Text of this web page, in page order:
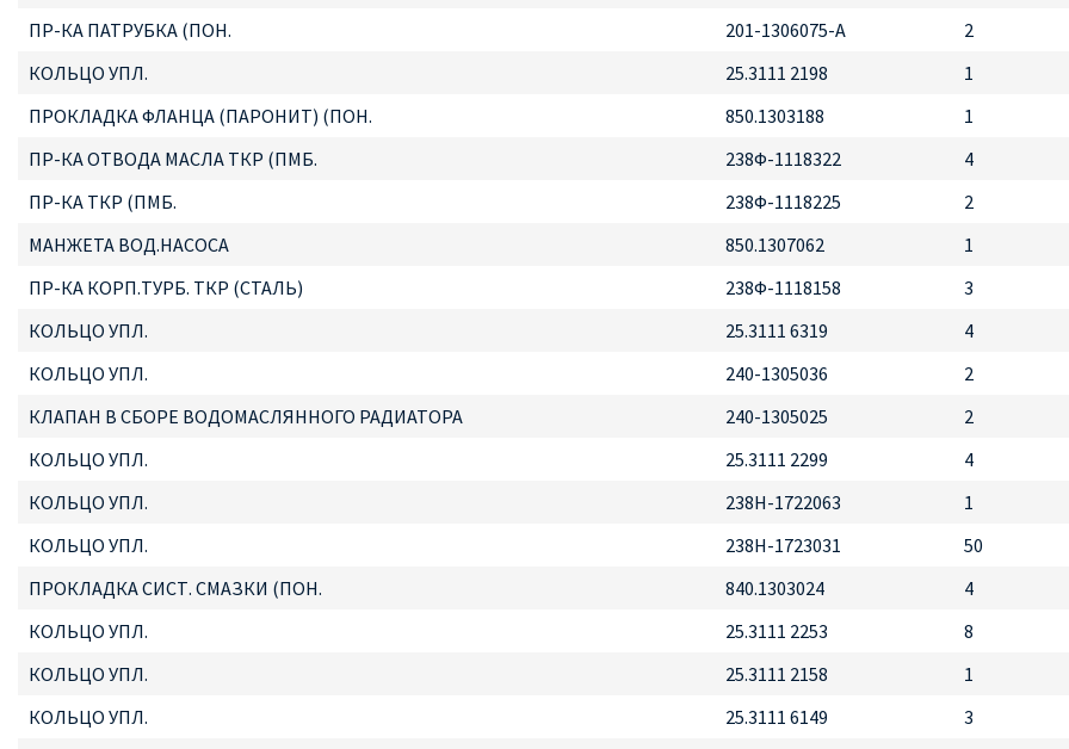
ПР-КА ПАТРУБКА (ПОН.
201-1306075-А
2
КОЛЬЦО УПЛ.
25.3111 2198
1
ПРОКЛАДКА ФЛАНЦА (ПАРОНИТ) (ПОН.
850.1303188
1
ПР-КА ОТВОДА МАСЛА ТКР (ПМБ.
238Ф-1118322
4
ПР-КА ТКР (ПМБ.
238Ф-1118225
2
МАНЖЕТА ВОД.НАСОСА
850.1307062
1
ПР-КА КОРП.ТУРБ. ТКР (СТАЛЬ)
238Ф-1118158
3
КОЛЬЦО УПЛ.
25.3111 6319
4
КОЛЬЦО УПЛ.
240-1305036
2
КЛАПАН В СБОРЕ ВОДОМАСЛЯННОГО РАДИАТОРА
240-1305025
2
КОЛЬЦО УПЛ.
25.3111 2299
4
КОЛЬЦО УПЛ.
238Н-1722063
1
КОЛЬЦО УПЛ.
238Н-1723031
50
ПРОКЛАДКА СИСТ. СМАЗКИ (ПОН.
840.1303024
4
КОЛЬЦО УПЛ.
25.3111 2253
8
КОЛЬЦО УПЛ.
25.3111 2158
1
КОЛЬЦО УПЛ.
25.3111 6149
3